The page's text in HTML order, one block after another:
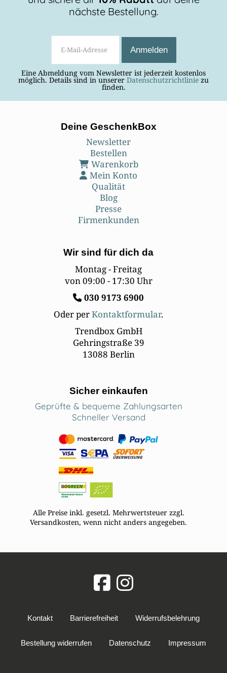
nächste Bestellung.
Eine Abmeldung vom Newsletter ist jederzeit kostenlos
möglich. Details sind in unserer Datenschutzrichtlinie zu
finden.
Deine GeschenkBox
Newsletter
Bestellen
Warenkorb
Mein Konto
Qualität
Blog
Presse
Firmenkunden
Wir sind für dich da
Montag - Freitag
von 09:00 - 17:30 Uhr
030 9173 6900
Oder perKontaktformular.
Trendbox GmbH
Gehringstraße 39
13088 Berlin
Sicher einkaufen
Geprüfte & bequeme Zahlungsarten
Schneller Versand
Alle Preise inkl. gesetzl. Mehrwertsteuer zzgl.
Versandkosten, wenn nicht anders angegeben.
Kontakt Barrierefreiheit Widerrufsbelehrung
Bestellung widerrufen Datenschutz Impressum